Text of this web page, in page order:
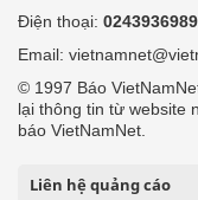
Điện thoại:
Email:
© 1997 Báo
lại thông tin từ website
báo VietNamNet.
Liên hệ quảng cáo